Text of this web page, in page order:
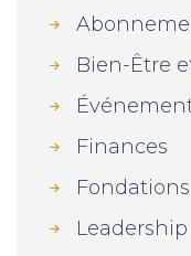
Bien-Être
Finances
Fondations